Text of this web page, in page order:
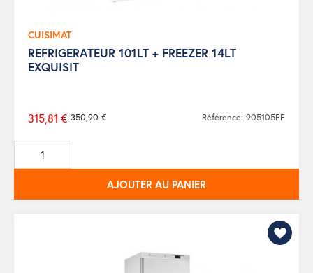
CUISIMAT
REFRIGERATEUR 101LT + FREEZER 14LT
EXQUISIT
Prix
de
base
350,90 €
315,81 € Référence: 905105FF
AJOUTER AU PANIER